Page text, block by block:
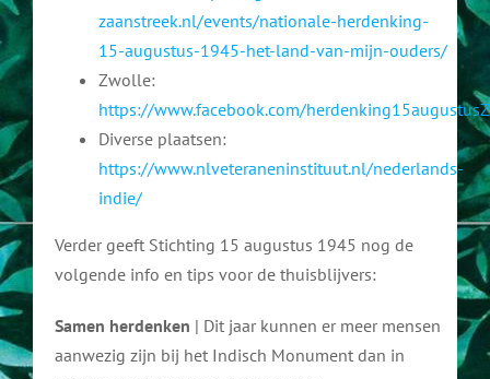
zaanstreek.nl/events/nationale-herdenking-
15-augustus-1945-het-land-van-mijn-ouders/
Zwolle:
https://www.facebook.com/
Diverse plaatsen:
https://www.nlveteraneninstituut.nl/nederlands-
indie/
Verder geeft Stichting 15 augustus 1945 nog de
volgende info en tips voor de thuisblijvers:
Samen herdenken | Dit jaar kunnen er meer mensen
aanwezig zijn bij het Indisch Monument dan in